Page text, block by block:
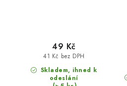
Skladem, ihned k
odeslání
41 Kč bez DPH
49 Kč